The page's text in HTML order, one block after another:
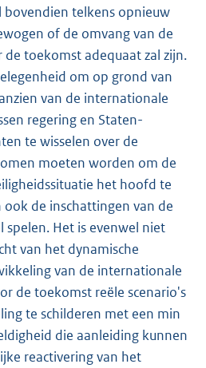
bovendien telkens opnieuw
of de omvang van de
toekomst adequaat zal zijn.
om op grond van
van de internationale
regering en Staten-
te wisselen over de
moeten worden om de
het hoofd te
de inschattingen van de
Het is evenwel niet
van het dynamische
van de internationale
de toekomst reële scenario's
te schilderen met een min
die aanleiding kunnen
reactivering van het